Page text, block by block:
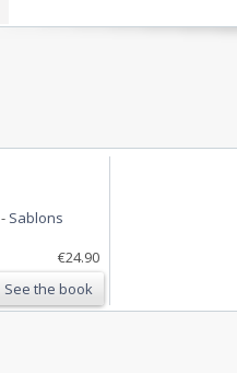
- Sablons
€24.90
See the book